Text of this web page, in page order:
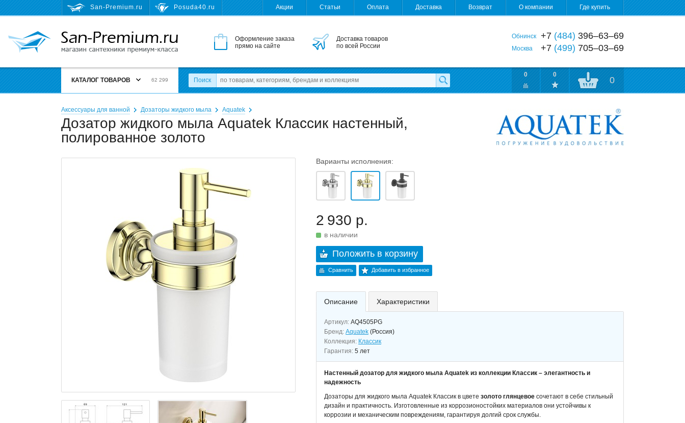
San-Premium.ru Posuda40.ru Акции Статьи Оплата Доставка Возврат О компании Где купить
Оформление заказа
прямо на сайте
Доставка товаров
по всей России
Обнинск +7 (484) 396‒63‒69
Москва +7 (499) 705‒03‒69
КАТАЛОГ ТОВАРОВ 62 299 Поиск
0 0
0
Аксессуары для ванной Дозаторы жидкого мыла Aquatek
Дозатор жидкого мыла Aquatek Классик настенный,
полированное золото
Варианты исполнения:
2 930 р.
в наличии
Положить в корзину
Сравнить Добавить в избранное
Описание Характеристики
Артикул: AQ4505PG
Бренд: Aquatek (Россия)
Коллекция: Классик
Гарантия: 5 лет
Настенный дозатор для жидкого мыла Aquatek из коллекции Классик – элегантность и
надежность
Дозаторы для жидкого мыла Aquatek Классик в цвете золото глянцевое сочетают в себе стильный
дизайн и практичность. Изготовленные из коррозионостойких материалов они устойчивы к
коррозии и механическим повреждениям, гарантируя долгий срок службы.